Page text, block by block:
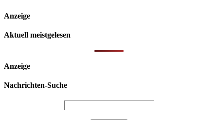
Anzeige
Aktuell meistgelesen
Anzeige
Nachrichten-Suche